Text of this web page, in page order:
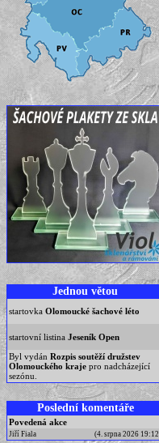
Jednou větou
startovka Olomoucké šachové léto
startovní listina Jeseník Open
Byl vydán Rozpis soutěží družstev
Olomouckého kraje pro nadcházející
sezónu.
Poslední komentáře
Povedená akce
Jiří Fiala (4. srpna 2026